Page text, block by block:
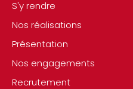
S'y rendre
Nos réalisations
Présentation
Nos engagements
Recrutement